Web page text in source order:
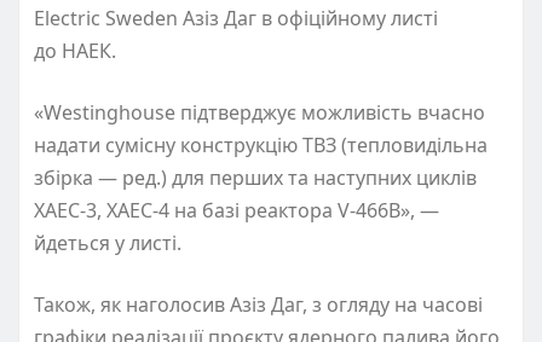
Electric Sweden Азіз Даг в офіційному листі
до НАЕК.
«Westinghouse підтверджує можливість вчасно
надати сумісну конструкцію ТВЗ(тепловидільна
збірка — ред.) для перших та наступних циклів
ХАЕС-3, ХАЕС-4 на базі реактора V-466В», —
йдеться у листі.
Також, як наголосив Азіз Даг, з огляду на часові